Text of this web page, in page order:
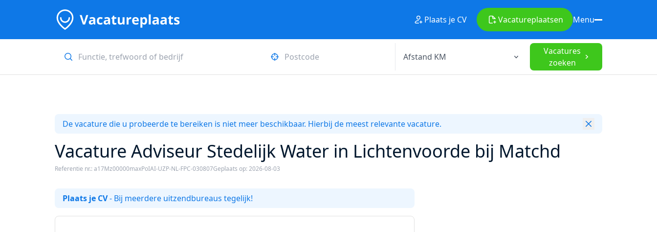
Plaats je CV Vacatureplaatsen Menu
Vacatures
zoeken
De vacature die u probeerde te bereiken is niet meer beschikbaar. Hierbij de meest relevante vacature.
Vacature Adviseur Stedelijk Water in Lichtenvoorde bij Matchd
Referentie nr.: a17Mz00000maxPoIAI-UZP-NL-FPC-030807Geplaats op: 2026-08-03
Plaats je CV- Bij meerdere uitzendbureaus tegelijk!